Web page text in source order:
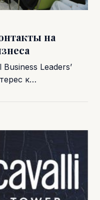
на
Leaders’
к…